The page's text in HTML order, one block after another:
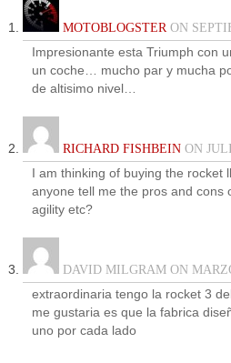
MOTOBLOGSTERON
Impresionante esta Triumph con
un coche… mucho par y mucha
de altisimo nivel…
RICHARD FISHBEIN ON
I am thinking of buying the
anyone tell me the pros and cons
agility etc?
DAVID MILGRAM ON
extraordinaria tengo la rocket 3
me gustaria es que la fabrica
uno por cada lado